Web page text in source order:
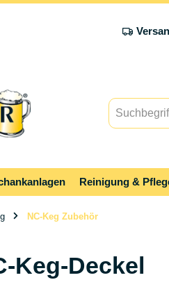
Reinigung &
NC-Keg Zubehör
Keg-Deckel